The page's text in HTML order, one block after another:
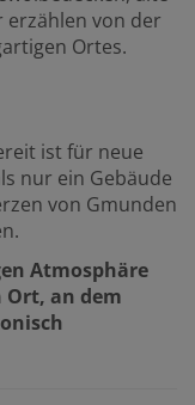
erzählen von der
Ortes.
ist für neue
nur ein Gebäude
von Gmunden
Atmosphäre
Ort, an dem